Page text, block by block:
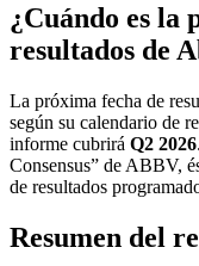
¿Cuándo es la
resultados de
La próxima fecha de
según su calendario de
informe cubrirá Q2 2026
Consensus” de ABBV,
de resultados
Resumen del